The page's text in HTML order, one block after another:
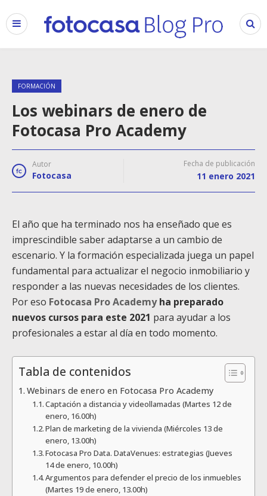
FORMACIÓN
Los webinars de enero de
Fotocasa Pro Academy
Autor
Fotocasa
Fecha de publicación
11 enero 2021
El año que ha terminado nos ha enseñado que es
imprescindible saber adaptarse a un cambio de
escenario. Y la formación especializada juega un papel
fundamental para actualizar el negocio inmobiliario y
responder a las nuevas necesidades de los clientes.
Por eso Fotocasa Pro Academyha preparado
nuevos cursos para este 2021 para ayudar a los
profesionales a estar al día en todo momento.
Tabla de contenidos
Webinars de enero en Fotocasa Pro Academy
Captación a distancia y videollamadas (Martes 12 de
enero, 16.00h)
Plan de marketing de la vivienda (Miércoles 13 de
enero, 13.00h)
Fotocasa Pro Data. DataVenues: estrategias (Jueves
14 de enero, 10.00h)
Argumentos para defender el precio de los inmuebles
(Martes 19 de enero, 13.00h)